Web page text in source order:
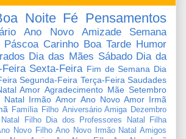
Noite Fé Pensamentos
Ano Novo Amizade
Semana
Páscoa Carinho Boa Tarde Humor
Dia das Mães Sábado Dia da
Sexta-Feira Fim de Semana Dia
Segunda-Feira Terça-Feira Saudades
Amor Agradecimento Mãe Setembro
Natal Irmão Amor Ano Novo Amor Irmã
Família Filho Aniversário Amiga Dezembro
Natal Filho Dia dos Professores
Natal Filha
Novo Filho Ano Novo Irmão Natal Amigos